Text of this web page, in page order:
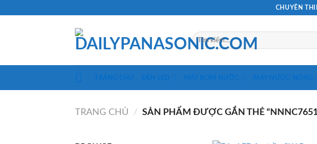
CHUYÊN
Tìm
kiếm:
TRANG CHỦ ĐÈN LED MÁY BƠM NƯỚC MÁY NƯỚC NÓNG
TRANG CHỦ / SẢN PHẨM ĐƯỢC GẮN THẺ